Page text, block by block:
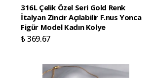
316L Çelik Özel Seri Gold Renk
İtalyan Zincir Açılabilir F.nus Yonca
Figür Model Kadın Kolye
₺ 369.67